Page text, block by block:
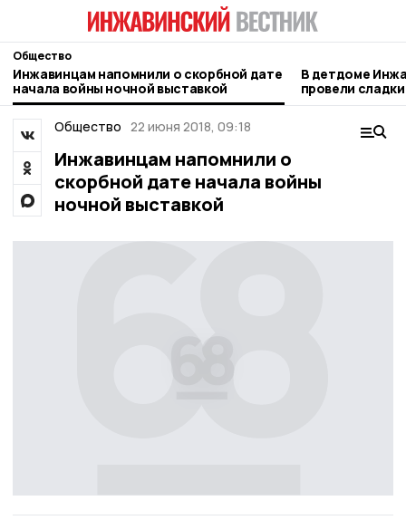
Общество
Инжавинцам напомнили о скорбной дате
начала войны ночной выставкой
В детдоме
провели
активистов
Общество 22 июня 2018, 09:18
Инжавинцам напомнили о
скорбной дате начала войны
ночной выставкой